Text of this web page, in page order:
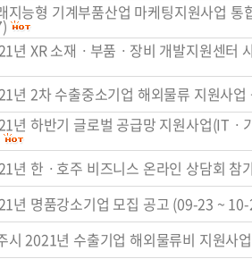
지능형 기계부품산업 마케팅지원사업
년 XR 소재ㆍ부품ㆍ장비 개발지원센터
년 2차 수출중소기업 해외물류 지원사
년 하반기 글로벌 공급망 지원사업(ITㆍ
년 한ㆍ호주 비즈니스 온라인 상담회 참
년 명품강소기업 모집 공고 (09-23 ~
시 2021년 수출기업 해외물류비 지원사